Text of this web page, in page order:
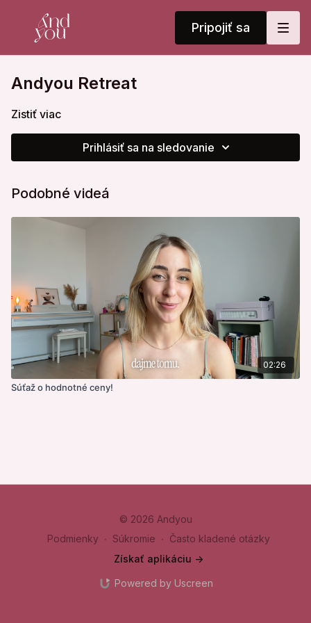
Pripojiť sa
Andyou Retreat
Zistiť viac
Prihlásiť sa na sledovanie
Podobné videá
02:26
Súťaž o hodnotné ceny!
© 2026 Andyou
Podmienky ∙ Súkromie ∙ Často kladené otázky
Získať aplikáciu ->
Powered by Uscreen